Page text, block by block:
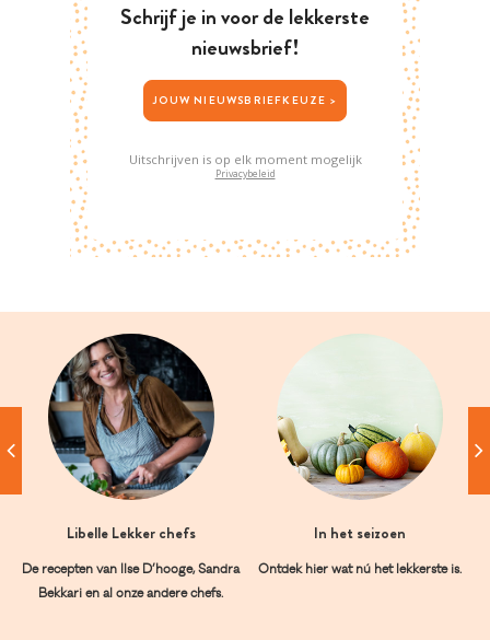
Schrijf je in voor de lekkerste
nieuwsbrief!
JOUW NIEUWSBRIEFKEUZE >
Uitschrijven is op elk moment mogelijk
Privacybeleid
Libelle Lekker chefs
De recepten van Ilse D’hooge, Sandra
Bekkari en al onze andere chefs.
In het seizoen
Ontdek hier wat nú het lekkerste is.